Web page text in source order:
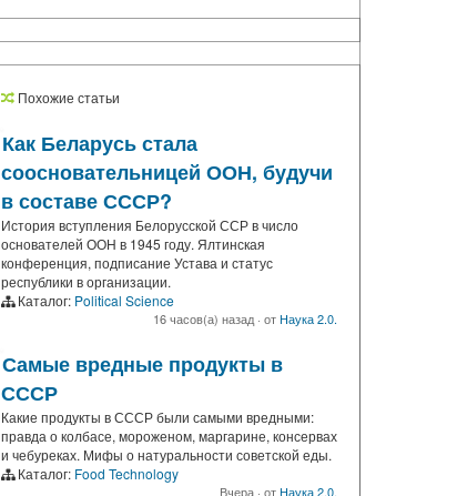
Похожие статьи
Как Беларусь стала
соосновательницей ООН, будучи
в составе СССР?
История вступления Белорусской ССР в число
основателей ООН в 1945 году. Ялтинская
конференция, подписание Устава и статус
республики в организации.
Каталог: Political Science
16 часов(а) назад· отНаука 2.0.
Самые вредные продукты в
СССР
Какие продукты в СССР были самыми вредными:
правда о колбасе, мороженом, маргарине, консервах
и чебуреках. Мифы о натуральности советской еды.
Каталог: Food Technology
Вчера · отНаука 2.0.